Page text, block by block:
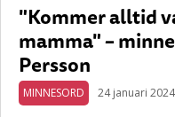
"Kommer alltid
mamma" –
Persson
MINNESORD 24 januari